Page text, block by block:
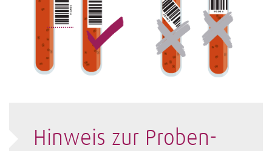
Hinweis zur Proben­